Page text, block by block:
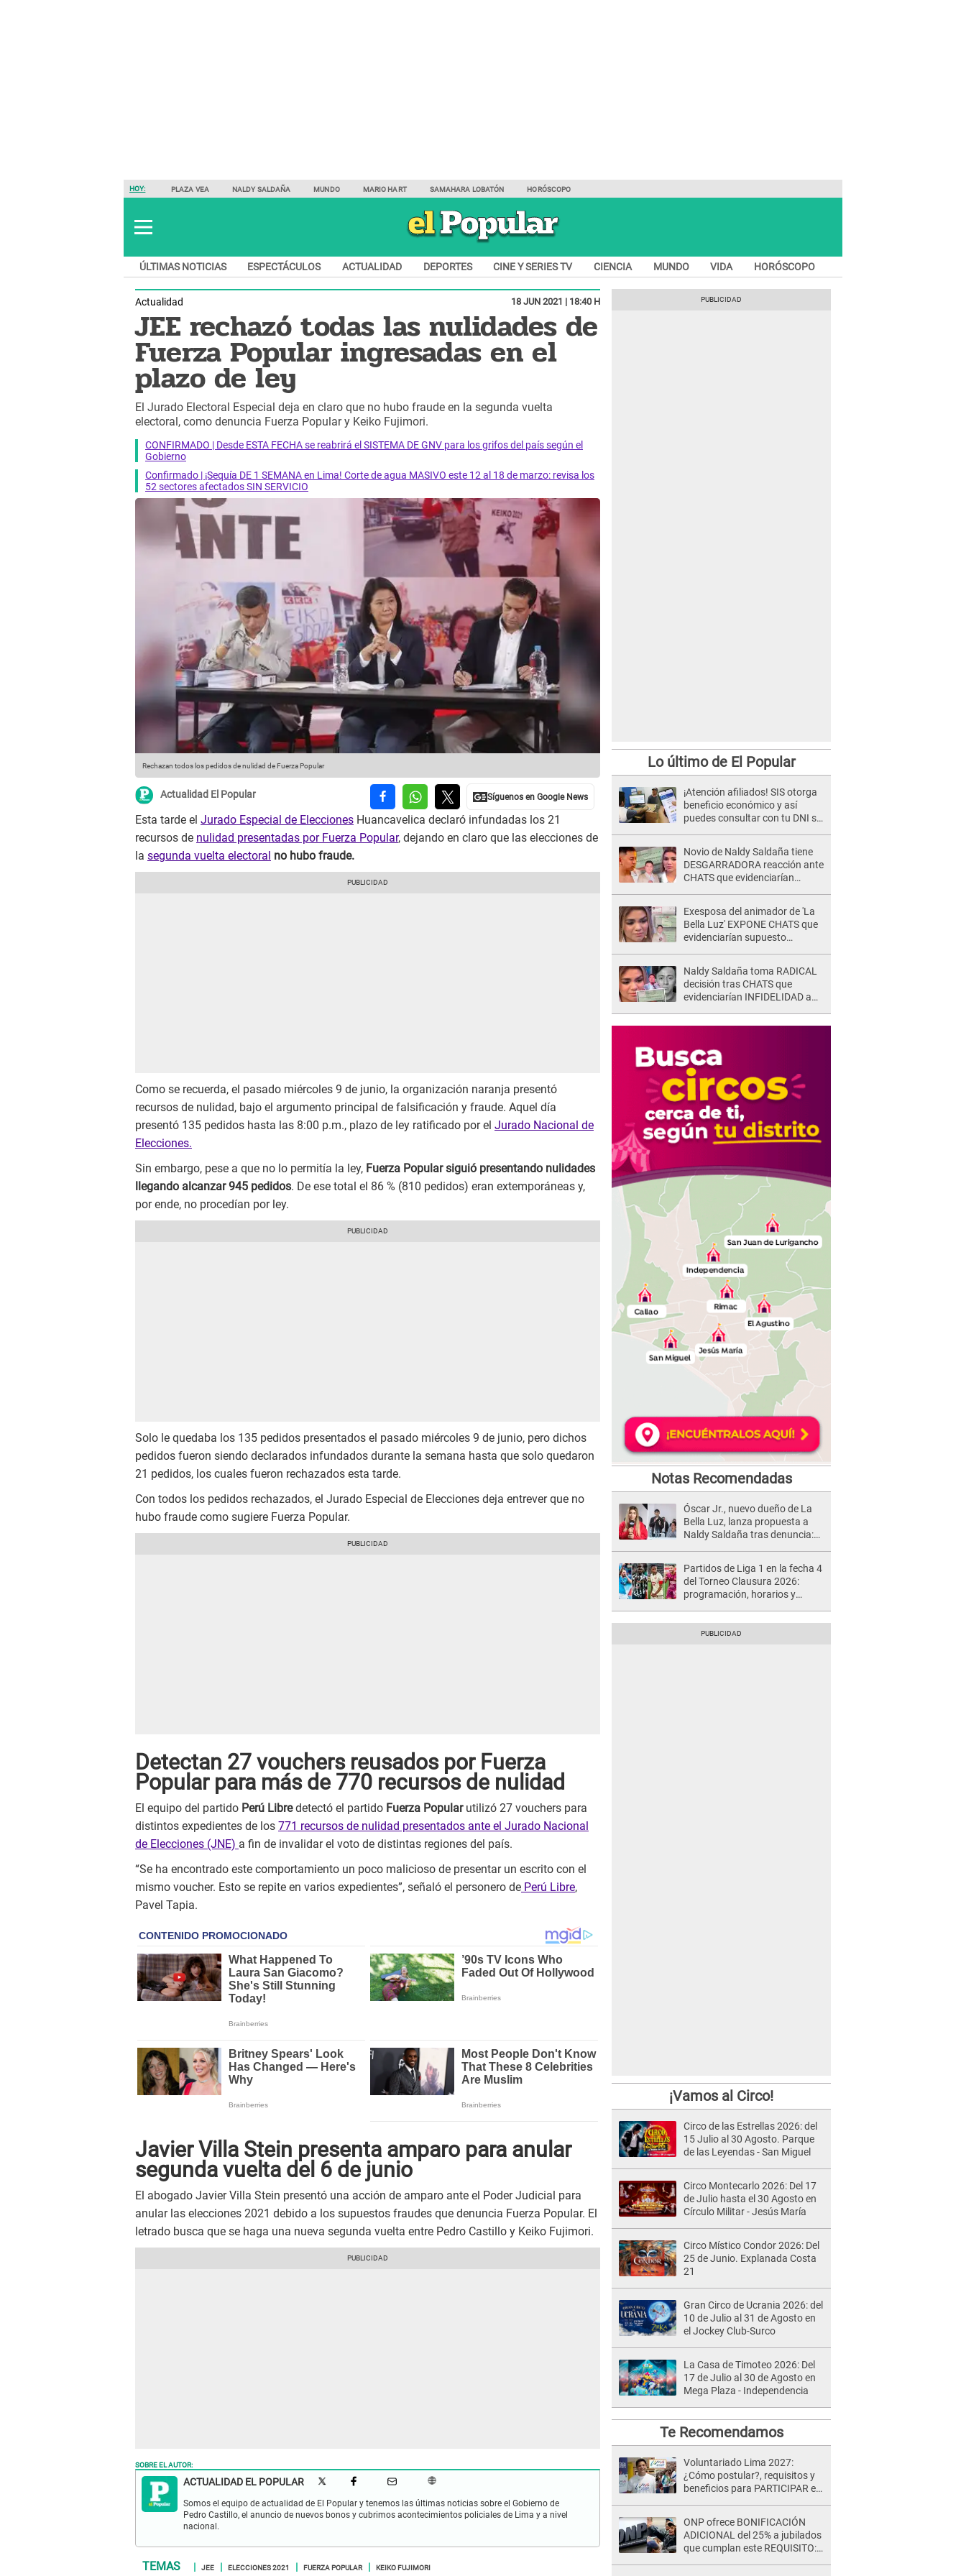
HOY: PLAZA VEA NALDY SALDAÑA MUNDO MARIO HART SAMAHARA LOBATÓN HORÓSCOPO
ÚLTIMAS NOTICIAS ESPECTÁCULOS ACTUALIDAD DEPORTES CINE Y SERIES TV CIENCIA MUNDO VIDA HORÓSCOPO
Actualidad 18 JUN 2021 | 18:40 H
JEE rechazó todas las nulidades de
Fuerza Popular ingresadas en el
plazo de ley
El Jurado Electoral Especial deja en claro que no hubo fraude en la segunda vuelta
electoral, como denuncia Fuerza Popular y Keiko Fujimori.
CONFIRMADO | Desde ESTA FECHA se reabrirá el SISTEMA DE GNV para los grifos del país según el
Gobierno
Confirmado | ¡Sequía DE 1 SEMANA en Lima! Corte de agua MASIVO este 12 al 18 de marzo: revisa los
52 sectores afectados SIN SERVICIO
Rechazan todos los pedidos de nulidad de Fuerza Popular
Actualidad El Popular
Esta tarde el Jurado Especial de Elecciones Huancavelica declaró infundadas los 21
recursos de nulidad presentadas por Fuerza Popular, dejando en claro que las elecciones de
la segunda vuelta electoral no hubo fraude.
Como se recuerda, el pasado miércoles 9 de junio, la organización naranja presentó
recursos de nulidad, bajo el argumento principal de falsificación y fraude. Aquel día
presentó 135 pedidos hasta las 8:00 p.m., plazo de ley ratificado por el Jurado Nacional de
Elecciones.
Sin embargo, pese a que no lo permitía la ley, Fuerza Popular siguió presentando nulidades
llegando alcanzar 945 pedidos. De ese total el 86 % (810 pedidos) eran extemporáneas y,
por ende, no procedían por ley.
Solo le quedaba los 135 pedidos presentados el pasado miércoles 9 de junio, pero dichos
pedidos fueron siendo declarados infundados durante la semana hasta que solo quedaron
21 pedidos, los cuales fueron rechazados esta tarde.
Con todos los pedidos rechazados, el Jurado Especial de Elecciones deja entrever que no
hubo fraude como sugiere Fuerza Popular.
Detectan 27 vouchers reusados por Fuerza
Popular para más de 770 recursos de nulidad
El equipo del partido Perú Libredetectó el partido Fuerza Popularutilizó 27 vouchers para
distintos expedientes de los 771 recursos de nulidad presentados ante el Jurado Nacional
de Elecciones (JNE) a fin de invalidar el voto de distintas regiones del país.
“Se ha encontrado este comportamiento un poco malicioso de presentar un escrito con el
mismo voucher. Esto se repite en varios expedientes”, señaló el personero de Perú Libre,
Pavel Tapia.
Javier Villa Stein presenta amparo para anular
segunda vuelta del 6 de junio
El abogado Javier Villa Stein presentó una acción de amparo ante el Poder Judicial para
anular las elecciones 2021 debido a los supuestos fraudes que denuncia Fuerza Popular. El
letrado busca que se haga una nueva segunda vuelta entre Pedro Castillo y Keiko Fujimori.
SOBRE EL AUTOR:
ACTUALIDAD EL POPULAR
Somos el equipo de actualidad de El Popular y tenemos las últimas noticias sobre el Gobierno de
Pedro Castillo, el anuncio de nuevos bonos y cubrimos acontecimientos policiales de Lima y a nivel
nacional.
JEE ELECCIONES 2021 FUERZA POPULAR KEIKO FUJIMORI
Lo último de El Popular
¡Atención afiliados! SIS otorga
beneficio económico y así
puedes consultar con tu DNI si
Novio de Naldy Saldaña tiene
DESGARRADORA reacción ante
CHATS que evidenciarían
Exesposa del animador de 'La
Bella Luz' EXPONE CHATS que
evidenciarían supuesto
Naldy Saldaña toma RADICAL
decisión tras CHATS que
evidenciarían INFIDELIDAD a
Notas Recomendadas
Óscar Jr., nuevo dueño de La
Bella Luz, lanza propuesta a
Naldy Saldaña tras denuncia:
Partidos de Liga 1 en la fecha 4
del Torneo Clausura 2026:
programación, horarios y
¡Vamos al Circo!
Circo de las Estrellas 2026: del
15 Julio al 30 Agosto. Parque
de las Leyendas - San Miguel
Circo Montecarlo 2026: Del 17
de Julio hasta el 30 Agosto en
Círculo Militar - Jesús María
Circo Místico Condor 2026: Del
25 de Junio. Explanada Costa
21
Gran Circo de Ucrania 2026: del
10 de Julio al 31 de Agosto en
el Jockey Club-Surco
La Casa de Timoteo 2026: Del
17 de Julio al 30 de Agosto en
Mega Plaza - Independencia
Te Recomendamos
Voluntariado Lima 2027:
¿Cómo postular?, requisitos y
beneficios para PARTICIPAR en
ONP ofrece BONIFICACIÓN
ADICIONAL del 25% a jubilados
que cumplan este REQUISITO: